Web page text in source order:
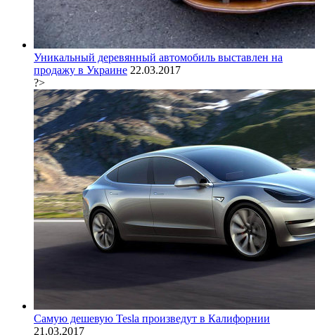
Уникальный деревянный автомобиль выставлен на
продажу в Украине 22.03.2017
?>
Самую дешевую Tesla произведут в Калифорнии
21.03.2017